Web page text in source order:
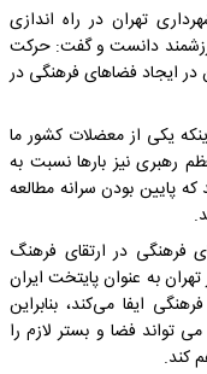
تهران در راه اندازی
دانست و گفت: حرکت
ایجاد فضاهای فرهنگی در
یکی از معضلات کشور ما
رهبری نیز بارها نسبت به
پایین بودن سرانه مطالعه
فرهنگی در ارتقای فرهنگ
به عنوان پایتخت ایران
ایفا می‌کند، بنابراین
تواند فضا و بستر لازم را
کند.